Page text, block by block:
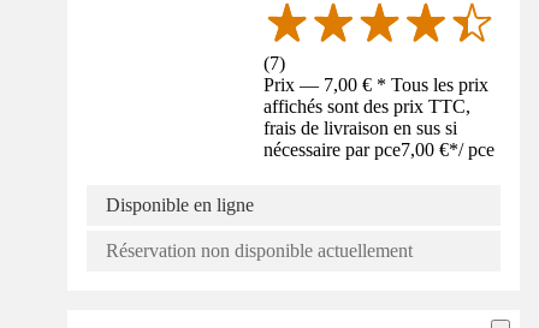
(7)
Prix — 7,00 € * Tous les prix
affichés sont des prix TTC,
frais de livraison en sus si
nécessaire par pce7,00 €*/ pce
Disponible en ligne
Réservation non disponible actuellement